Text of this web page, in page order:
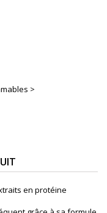
>
en protéine